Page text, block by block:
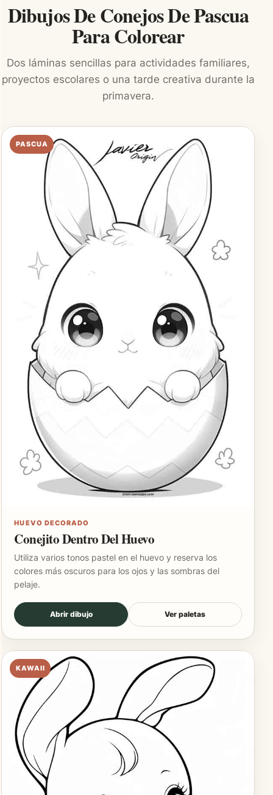
Dibujos De Conejos De Pascua
Para Colorear
Dos láminas sencillas para actividades familiares,
proyectos escolares o una tarde creativa durante la
primavera.
PASCUA
HUEVO DECORADO
Conejito Dentro Del Huevo
Utiliza varios tonos pastel en el huevo y reserva los
colores más oscuros para los ojos y las sombras del
pelaje.
Abrir dibujo Ver paletas
KAWAII